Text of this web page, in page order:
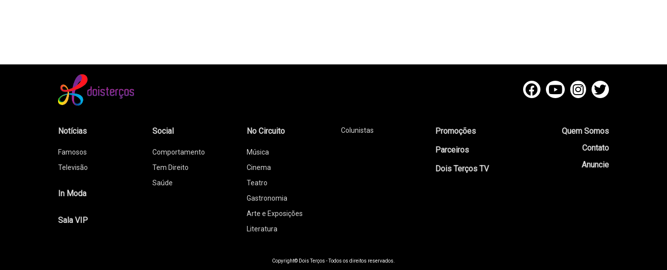
Notícias
Famosos
Televisão
In Moda
Sala VIP
Social
Comportamento
Tem Direito
Saúde
No Circuito
Música
Cinema
Teatro
Gastronomia
Arte e Exposições
Literatura
Colunistas
Promoções
Parceiros
Dois Terços TV
Quem Somos
Contato
Anuncie
Copyright© Dois Terços - Todos os direitos reservados.